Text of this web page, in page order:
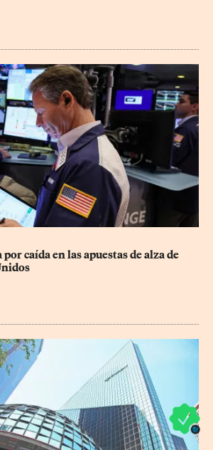
caída en las apuestas de alza de